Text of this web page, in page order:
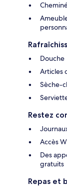
Douche
Articles
Sèche-
Restez
Accès
Des
gratuits
Repas et